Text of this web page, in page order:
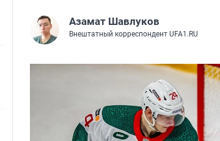
Азамат Шавлуков
Внештатный корреспондент UFA1.RU